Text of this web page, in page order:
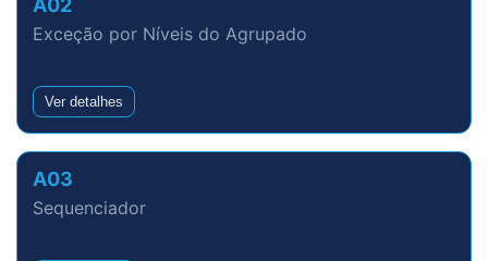
A02
Exceção por Níveis do Agrupado
Ver detalhes
A03
Sequenciador